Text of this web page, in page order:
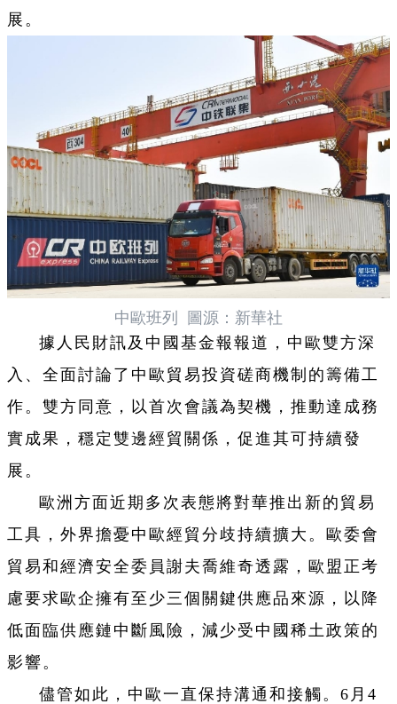
展。
中歐班列 圖源：新華社
據人民財訊及中國基金報報道，中歐雙方深
入、全面討論了中歐貿易投資磋商機制的籌備工
作。雙方同意，以首次會議為契機，推動達成務
實成果，穩定雙邊經貿關係，促進其可持續發
展。
歐洲方面近期多次表態將對華推出新的貿易
工具，外界擔憂中歐經貿分歧持續擴大。歐委會
貿易和經濟安全委員謝夫喬維奇透露，歐盟正考
慮要求歐企擁有至少三個關鍵供應品來源，以降
低面臨供應鏈中斷風險，減少受中國稀土政策的
影響。
儘管如此，中歐一直保持溝通和接觸。6月4